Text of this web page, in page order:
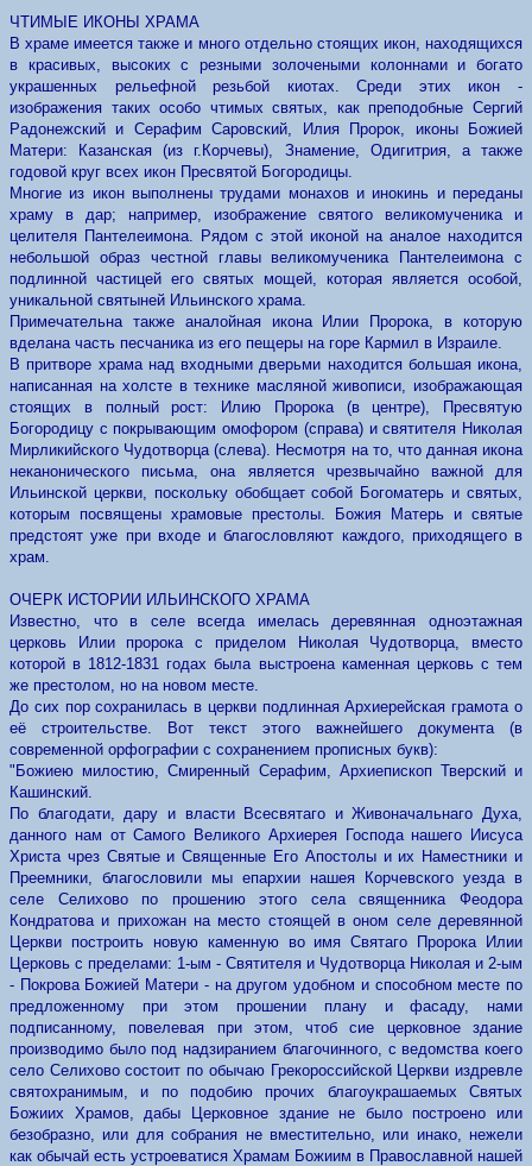
ЧТИМЫЕ ИКОНЫ ХРАМА
В храме имеется также и много отдельно стоящих икон, находящихся
в красивых, высоких с резными золочеными колоннами и богато
украшенных рельефной резьбой киотах. Среди этих икон -
изображения таких особо чтимых святых, как преподобные Сергий
Радонежский и Серафим Саровский, Илия Пророк, иконы Божией
Матери: Казанская (из г.Корчевы), Знaмение, Одигитрия, а также
годовой круг всех икон Пресвятой Богородицы.
Многие из икон выполнены трудами монахов и инокинь и переданы
храму в дар; например, изображение святого великомученика и
целителя Пантелеимона. Рядом с этой иконой на аналое находится
небольшой образ честнoй главы великомученика Пантелеимона с
подлинной частицей его святых мощей, которая является особой,
уникальной святыней Ильинского храма.
Примечательна также аналойная икона Илии Пророка, в которую
вделана часть песчаника из его пещеры на горе Кармил в Израиле.
В притворе храма над входными дверьми находится большая икона,
написанная на холсте в технике масляной живописи, изображающая
стоящих в полный рост: Илию Пророка (в центре), Пресвятую
Богородицу с покрывающим омофором (справа) и святителя Николая
Мирликийского Чудотворца (слева). Несмотря на то, что данная икона
неканонического письма, она является чрезвычайно важной для
Ильинской церкви, поскольку обобщает собой Богоматерь и святых,
которым посвящены храмовые престолы. Божия Матерь и святые
предстоят уже при входе и благословляют каждого, приходящего в
храм.
ОЧЕРК ИСТОРИИ ИЛЬИНСКОГО ХРАМА
Известно, что в селе всегда имелась деревянная одноэтажная
церковь Илии пророка с приделом Николая Чудотворца, вместо
которой в 1812-1831 годах была выстроена каменная церковь с тем
же престолом, но на новом месте.
До сих пор сохранилась в церкви подлинная Архиерейская грамота о
её строительстве. Вот текст этого важнейшего документа (в
современной орфографии с сохранением прописных букв):
"Божиею милостию, Смиренный Серафим, Архиепископ Тверский и
Кашинский.
По благодати, дару и власти Всесвятаго и Живоначальнаго Духа,
данного нам от Самого Великого Архиерея Господа нашего Иисуса
Христа чрез Святые и Священные Его Апостолы и их Наместники и
Преемники, благословили мы епархии нашея Корчевского уезда в
селе Селихово по прошению этого села священника Феодора
Кондратова и прихожан на место стоящей в оном селе деревянной
Церкви построить новую каменную во имя Святаго Пророка Илии
Церковь с пределами: 1-ым - Святителя и Чудотворца Николая и 2-ым
- Покрова Божией Матери - на другом удобном и способном месте по
предложенному при этом прошении плану и фасаду, нами
подписанному, повелевая при этом, чтоб сие церковное здание
производимо было под надзиранием благочинного, с ведомства коего
село Селихово состоит по обычаю Грекороссийской Церкви издревле
святохранимым, и по подобию прочих благоукрашаемых Святых
Божиих Храмов, дабы Церковное здание не было построено или
безобразно, или для собрания не вместительно, или инако, нежели
как обычай есть устроеватися Храмам Божиим в Православной нашей